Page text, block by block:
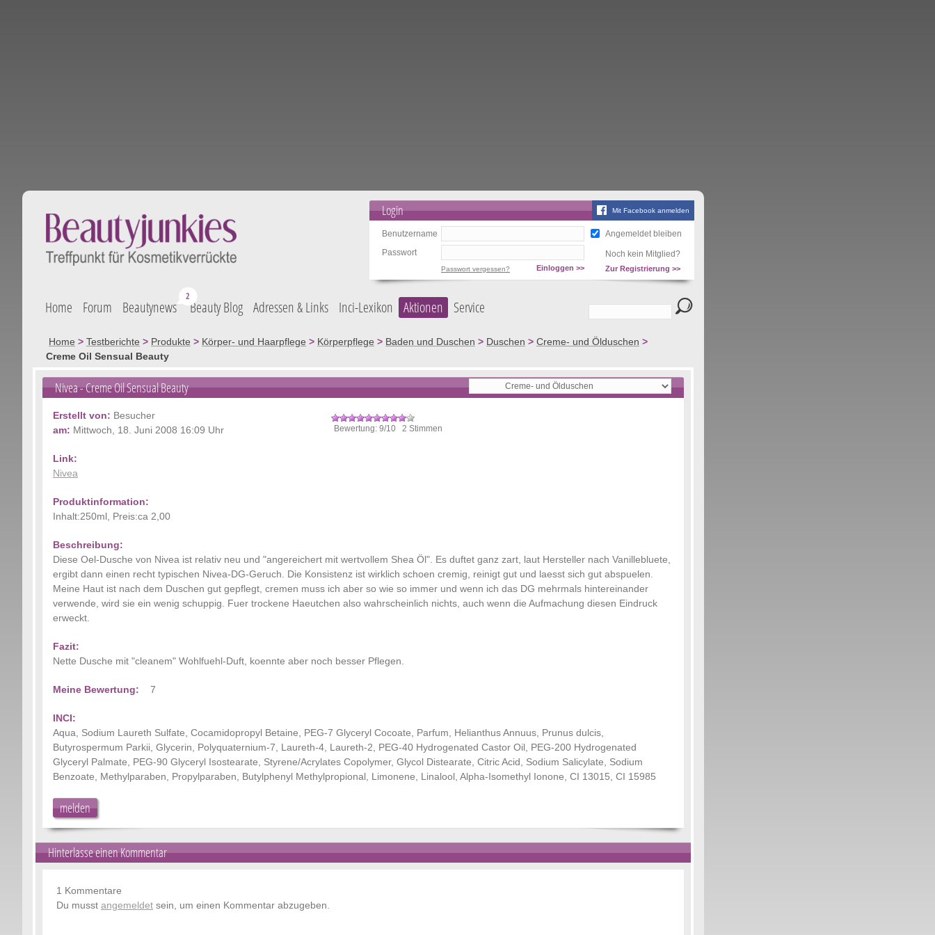
Mit Facebook anmelden
Login
Benutzername
Angemeldet bleiben
Passwort
Noch kein Mitglied?
Einloggen >>
Passwort vergessen? Zur Registrierung >>
Home Forum Beautynews Beauty Blog Adressen & Links Inci-Lexikon Aktionen Service
Home > Testberichte > Produkte > Körper- und Haarpflege > Körperpflege > Baden und Duschen > Duschen > Creme- und Ölduschen >
Creme Oil Sensual Beauty
Nivea- Creme Oil Sensual Beauty
Erstellt von: Besucher
am: Mittwoch, 18. Juni 2008 16:09 Uhr Bewertung: 9/10 2 Stimmen
Link:
Nivea
Produktinformation:
Inhalt:250ml, Preis:ca 2,00
Beschreibung:
Diese Oel-Dusche von Nivea ist relativ neu und "angereichert mit wertvollem Shea Öl". Es duftet ganz zart, laut Hersteller nach Vanillebluete,
ergibt dann einen recht typischen Nivea-DG-Geruch. Die Konsistenz ist wirklich schoen cremig, reinigt gut und laesst sich gut abspuelen.
Meine Haut ist nach dem Duschen gut gepflegt, cremen muss ich aber so wie so immer und wenn ich das DG mehrmals hintereinander
verwende, wird sie ein wenig schuppig. Fuer trockene Haeutchen also wahrscheinlich nichts, auch wenn die Aufmachung diesen Eindruck
erweckt.
Fazit:
Nette Dusche mit "cleanem" Wohlfuehl-Duft, koennte aber noch besser Pflegen.
Meine Bewertung: 7
INCI:
Aqua, Sodium Laureth Sulfate, Cocamidopropyl Betaine, PEG-7 Glyceryl Cocoate, Parfum, Helianthus Annuus, Prunus dulcis,
Butyrospermum Parkii, Glycerin, Polyquaternium-7, Laureth-4, Laureth-2, PEG-40 Hydrogenated Castor Oil, PEG-200 Hydrogenated
Glyceryl Palmate, PEG-90 Glyceryl Isostearate, Styrene/Acrylates Copolymer, Glycol Distearate, Citric Acid, Sodium Salicylate, Sodium
Benzoate, Methylparaben, Propylparaben, Butylphenyl Methylpropional, Limonene, Linalool, Alpha-Isomethyl Ionone, CI 13015, CI 15985
melden
Hinterlasse einen Kommentar
1 Kommentare
Du musst angemeldet sein, um einen Kommentar abzugeben.